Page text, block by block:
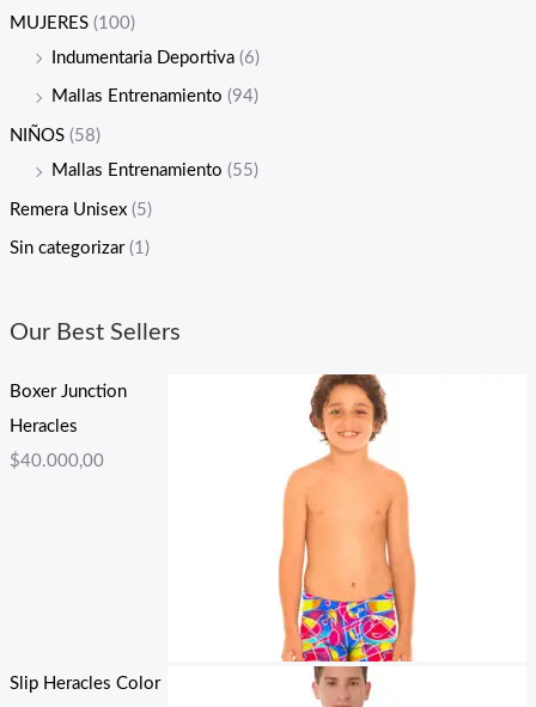
MUJERES (100)
Indumentaria Deportiva (6)
Mallas Entrenamiento (94)
NIÑOS (58)
Mallas Entrenamiento (55)
Remera Unisex (5)
Sin categorizar (1)
Our Best Sellers
Boxer Junction
Heracles
$40.000,00
Slip Heracles Color